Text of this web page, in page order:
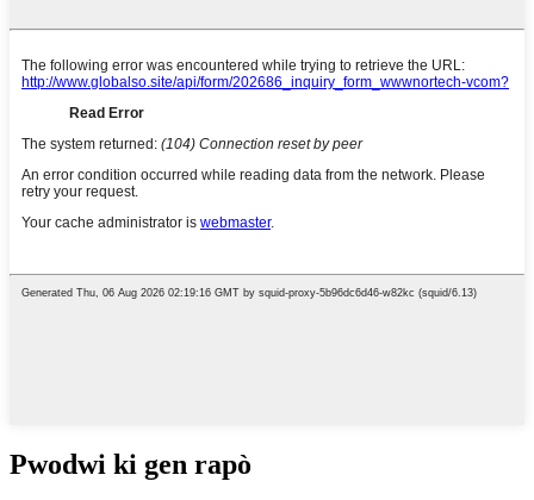
Pwodwi ki gen rapò